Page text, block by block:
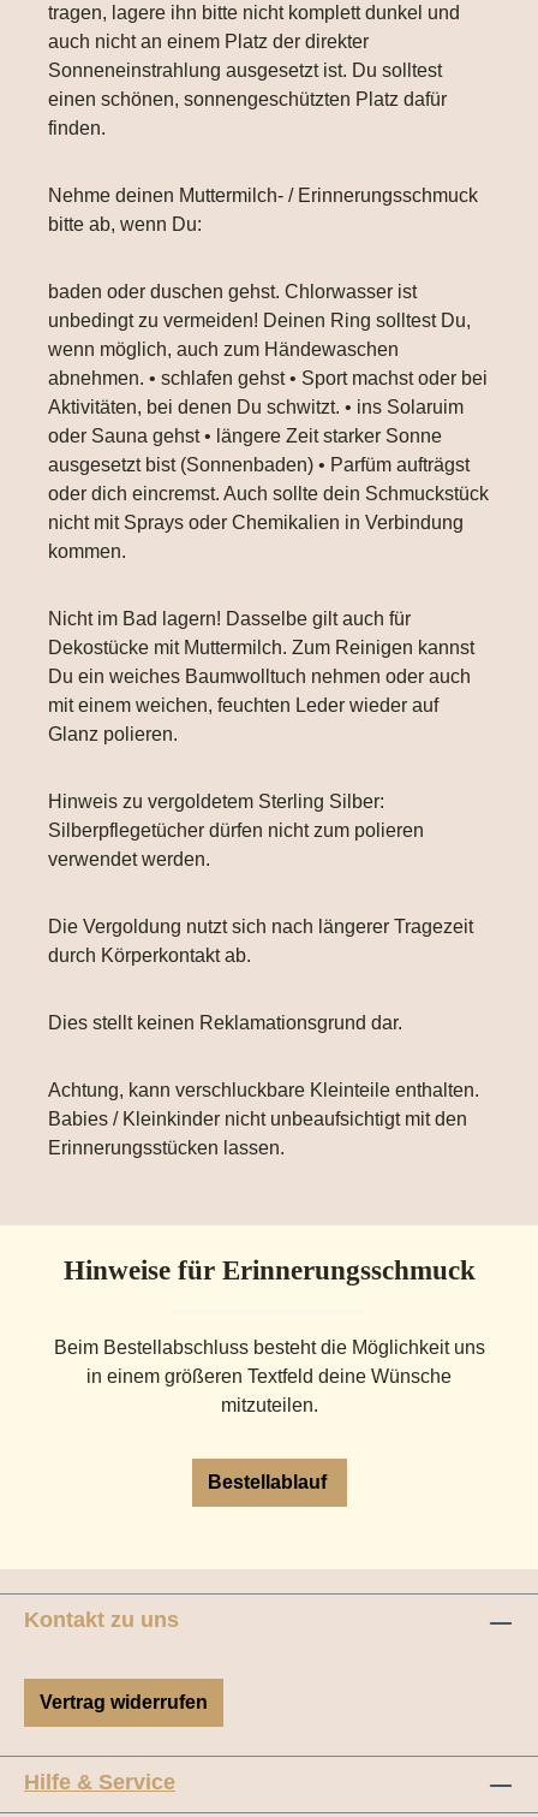
tragen, lagere ihn bitte nicht komplett dunkel und
auch nicht an einem Platz der direkter
Sonneneinstrahlung ausgesetzt ist. Du solltest
einen schönen, sonnengeschützten Platz dafür
finden.
Nehme deinen Muttermilch- / Erinnerungsschmuck
bitte ab, wenn Du:
baden oder duschen gehst. Chlorwasser ist
unbedingt zu vermeiden! Deinen Ring solltest Du,
wenn möglich, auch zum Händewaschen
abnehmen. • schlafen gehst • Sport machst oder bei
Aktivitäten, bei denen Du schwitzt. • ins Solaruim
oder Sauna gehst • längere Zeit starker Sonne
ausgesetzt bist (Sonnenbaden) • Parfüm aufträgst
oder dich eincremst. Auch sollte dein Schmuckstück
nicht mit Sprays oder Chemikalien in Verbindung
kommen.
Nicht im Bad lagern! Dasselbe gilt auch für
Dekostücke mit Muttermilch. Zum Reinigen kannst
Du ein weiches Baumwolltuch nehmen oder auch
mit einem weichen, feuchten Leder wieder auf
Glanz polieren.
Hinweis zu vergoldetem Sterling Silber:
Silberpflegetücher dürfen nicht zum polieren
verwendet werden.
Die Vergoldung nutzt sich nach längerer Tragezeit
durch Körperkontakt ab.
Dies stellt keinen Reklamationsgrund dar.
Achtung, kann verschluckbare Kleinteile enthalten.
Babies / Kleinkinder nicht unbeaufsichtigt mit den
Erinnerungsstücken lassen.
Hinweise für Erinnerungsschmuck
Beim Bestellabschluss besteht die Möglichkeit uns
in einem größeren Textfeld deine Wünsche
mitzuteilen.
Bestellablauf
Kontakt zu uns
Vertrag widerrufen
Hilfe & Service